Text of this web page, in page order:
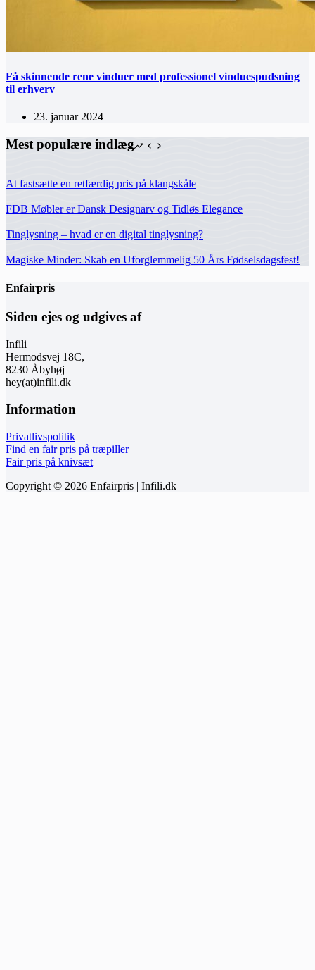
Få skinnende rene vinduer med professionel vinduespudsning
til erhverv
23. januar 2024
Mest populære indlæg
At fastsætte en retfærdig pris på klangskåle
FDB Møbler er Dansk Designarv og Tidløs Elegance
Tinglysning – hvad er en digital tinglysning?
Magiske Minder: Skab en Uforglemmelig 50 Års Fødselsdagsfest!
Enfairpris
Siden ejes og udgives af
Infili
Hermodsvej 18C,
8230 Åbyhøj
hey(at)infili.dk
Information
Privatlivspolitik
Find en fair pris på træpiller
Fair pris på knivsæt
Copyright © 2026 Enfairpris | Infili.dk